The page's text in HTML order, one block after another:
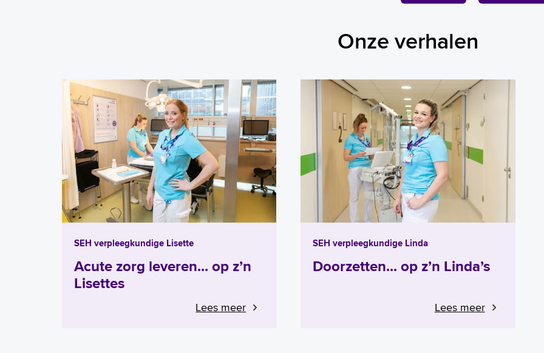
Onze verhalen
SEH verpleegkundige Lisette
Acute zorg leveren... op z’n
Lisettes
Lees meer
SEH verpleegkundige Linda
Doorzetten... op z’n Linda’s
Lees meer